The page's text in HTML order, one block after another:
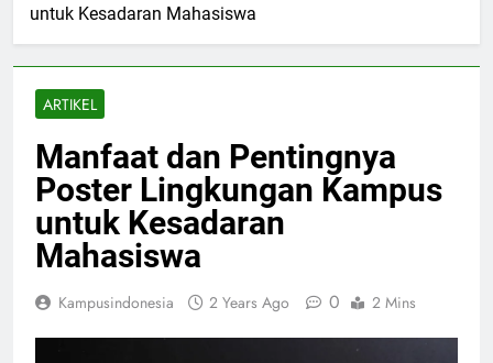
untuk Kesadaran Mahasiswa
ARTIKEL
Manfaat dan Pentingnya
Poster Lingkungan Kampus
untuk Kesadaran
Mahasiswa
Kampusindonesia 2 Years Ago 0 2 Mins